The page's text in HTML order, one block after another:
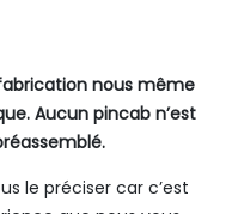
nous même
Aucun pincab n’est
le préciser car c’est